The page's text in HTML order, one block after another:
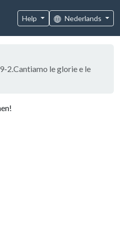
Help Nederlands
2.Cantiamo le glorie e le